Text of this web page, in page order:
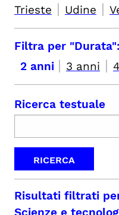
Trieste | Udine |
Filtra per "Durata":
2 anni | 3 anni |
Ricerca testuale
Risultati filtrati